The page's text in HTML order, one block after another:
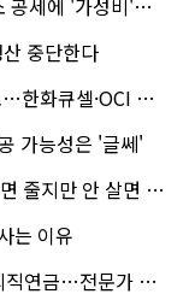
'가성비'로 맞불
중단한다
셀·OCI 영향은?
가능성은 '글쎄'
만 안 살면 2.5배
는 이유
…전문가 조언은